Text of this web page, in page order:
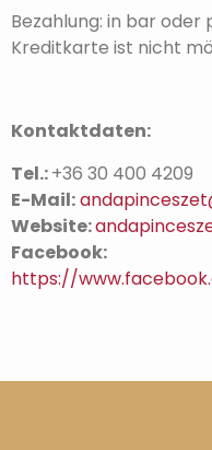
Bezahlung: in bar
Kreditkarte ist nicht
Kontaktdaten:
Tel.:+36 30 400 4209
E-Mail:
Website:
Facebook:
https://